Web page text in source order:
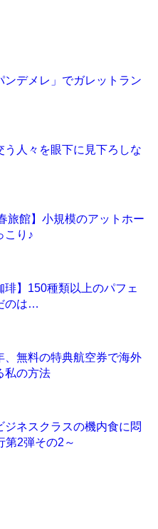
ンデメレ」でガレットラン
う人々を眼下に見下ろしな
旅館】小規模のアットホー
こり♪
琲】150種類以上のパフェ
のは…
、無料の特典航空券で海外
私の方法
ジネスクラスの機内食に悶
2弾その2～